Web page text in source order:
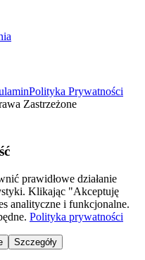
Polityka Prywatności
Zastrzeżone
prawidłowe działanie
Klikając "Akceptuję
analityczne i funkcjonalne.
Polityka prywatności
Szczegóły